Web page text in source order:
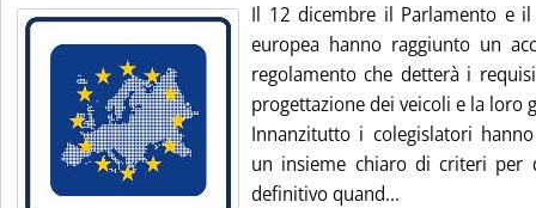
Il 12 dicembre il Parlamento e il
europea hanno raggiunto un
regolamento che detterà i
progettazione dei veicoli e la loro
Innanzitutto i colegislatori
un insieme chiaro di criteri per
definitivo quand...